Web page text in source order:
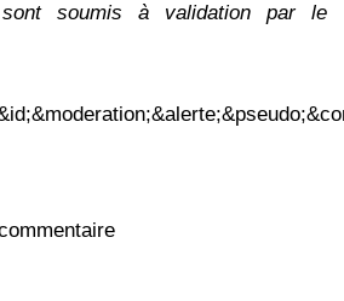
sont soumis à validation par le